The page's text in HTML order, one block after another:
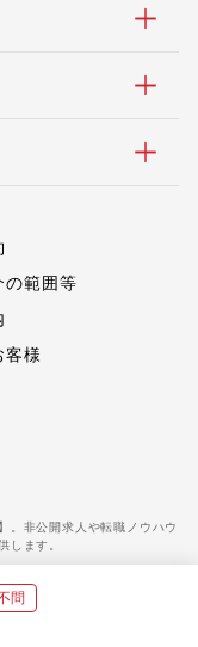
の範囲等
客様
。非公開求人や転職ノウハウ
します。
定されています。
問